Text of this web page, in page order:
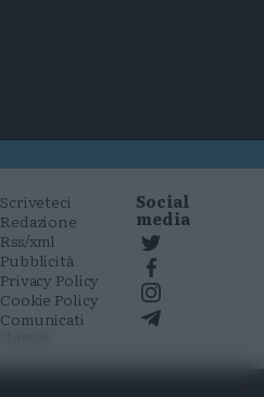
Scriveteci
Redazione
Rss/xml
Pubblicità
Privacy Policy
Cookie Policy
Comunicati
Social
media